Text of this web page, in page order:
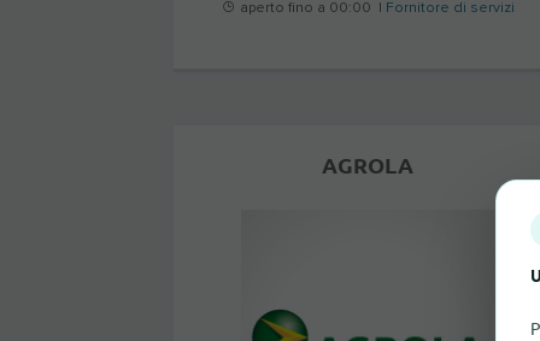
aperto fino a 00:00 | Fornitore di servizi
AGROLA